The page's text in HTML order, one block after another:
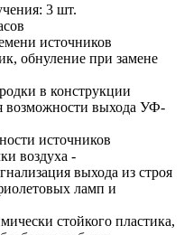
3 шт.
источников
обнуление при замене
в конструкции
возможности выхода УФ-
источников
воздуха -
выхода из строя
ламп и
стойкого пластика,